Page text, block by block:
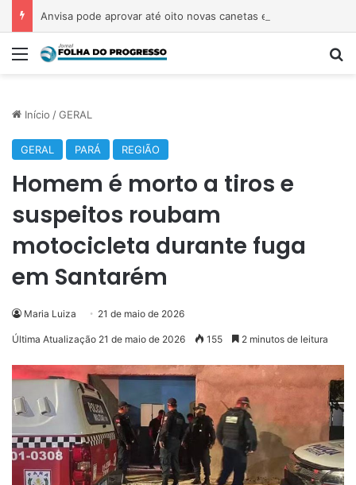
Menu
Início /GERAL
GERAL PARÁ REGIÃO
Homem é morto a tiros e
suspeitos roubam
motocicleta durante fuga
em Santarém
Maria Luiza 21 de maio de 2026
Última Atualização 21 de maio de 2026 155 2 minutos de leitura